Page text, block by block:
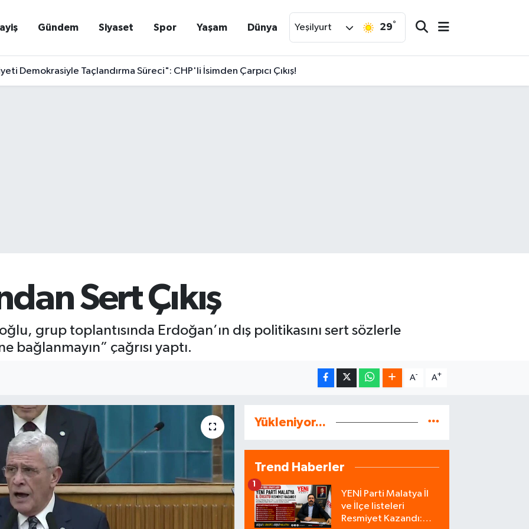
Gündem Siyaset Spor Yaşam Dünya Yeşilyurt 29°
Demokrasiyle Taçlandırma Süreci": CHP'li İsimden Çarpıcı Çıkış!
Sert Çıkış
grup toplantısında Erdoğan’ın dış politikasını sert sözlerle
bağlanmayın” çağrısı yaptı.
A- A+
Yükleniyor...
Trend Haberler
YENİ Parti Malatya İl
ve İlçe listeleri
Resmiyet Kazandı:
1